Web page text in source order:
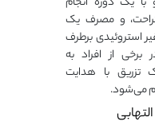
و مصرف یک
استروئیدی برطرف
از افراد به
تزریق با هدایت
می‌شود.